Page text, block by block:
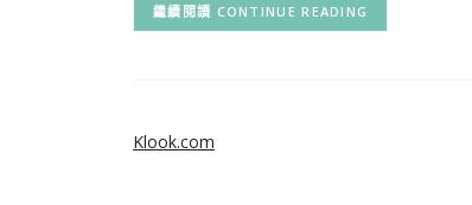
CONTINUE READING
Klook.com